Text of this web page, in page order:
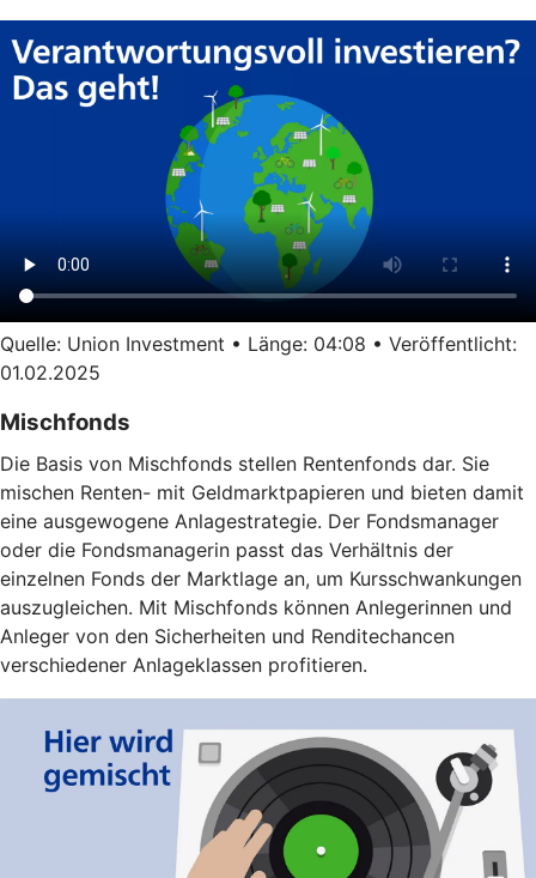
Quelle: Union Investment • Länge: 04:08 • Veröffentlicht:
01.02.2025
Mischfonds
Die Basis von Mischfonds stellen Rentenfonds dar. Sie
mischen Renten- mit Geldmarktpapieren und bieten damit
eine ausgewogene Anlagestrategie. Der Fondsmanager
oder die Fondsmanagerin passt das Verhältnis der
einzelnen Fonds der Marktlage an, um Kursschwankungen
auszugleichen. Mit Mischfonds können Anlegerinnen und
Anleger von den Sicherheiten und Renditechancen
verschiedener Anlageklassen profitieren.